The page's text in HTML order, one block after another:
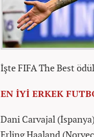
İşte FIFA The Best
EN İYİ ERKEK
Dani Carvajal